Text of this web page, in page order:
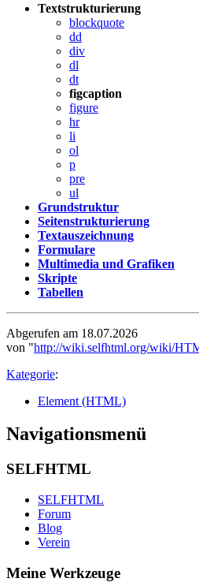
Textstrukturierung
blockquote
dd
div
dl
dt
figcaption
figure
hr
li
ol
p
pre
ul
Grundstruktur
Seitenstrukturierung
Textauszeichnung
Formulare
Multimedia und Grafiken
Skripte
Tabellen
Abgerufen am 18.07.2026
von "http://wiki.selfhtml.org/wiki/
Kategorie:
Element (HTML)
Navigationsmenü
SELFHTML
SELFHTML
Forum
Blog
Verein
Meine Werkzeuge